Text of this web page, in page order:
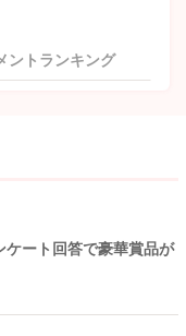
ントランキング
ケート回答で豪華賞品が